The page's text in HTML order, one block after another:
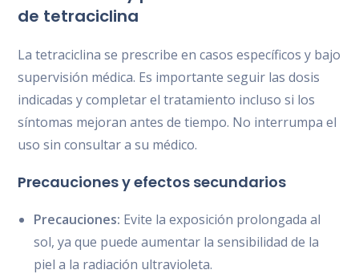
de tetraciclina
La tetraciclina se prescribe en casos específicos y bajo
supervisión médica. Es importante seguir las dosis
indicadas y completar el tratamiento incluso si los
síntomas mejoran antes de tiempo. No interrumpa el
uso sin consultar a su médico.
Precauciones y efectos secundarios
Precauciones: Evite la exposición prolongada al
sol, ya que puede aumentar la sensibilidad de la
piel a la radiación ultravioleta.